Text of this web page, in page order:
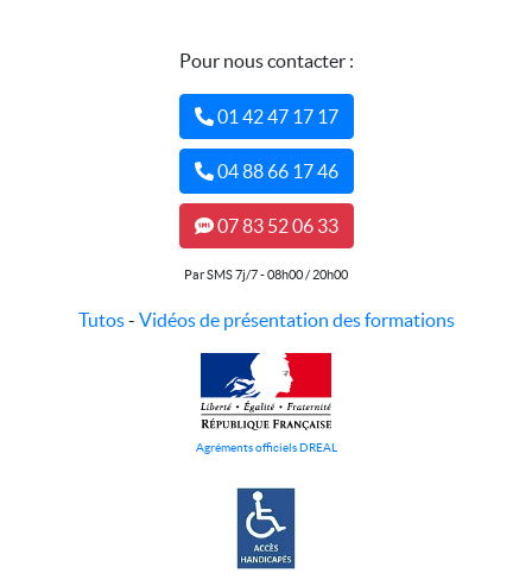
Pour nous contacter :
01 42 47 17 17
04 88 66 17 46
07 83 52 06 33
Par SMS 7j/7 - 08h00 / 20h00
Tutos- Vidéos de présentation des formations
Agréments officiels DREAL